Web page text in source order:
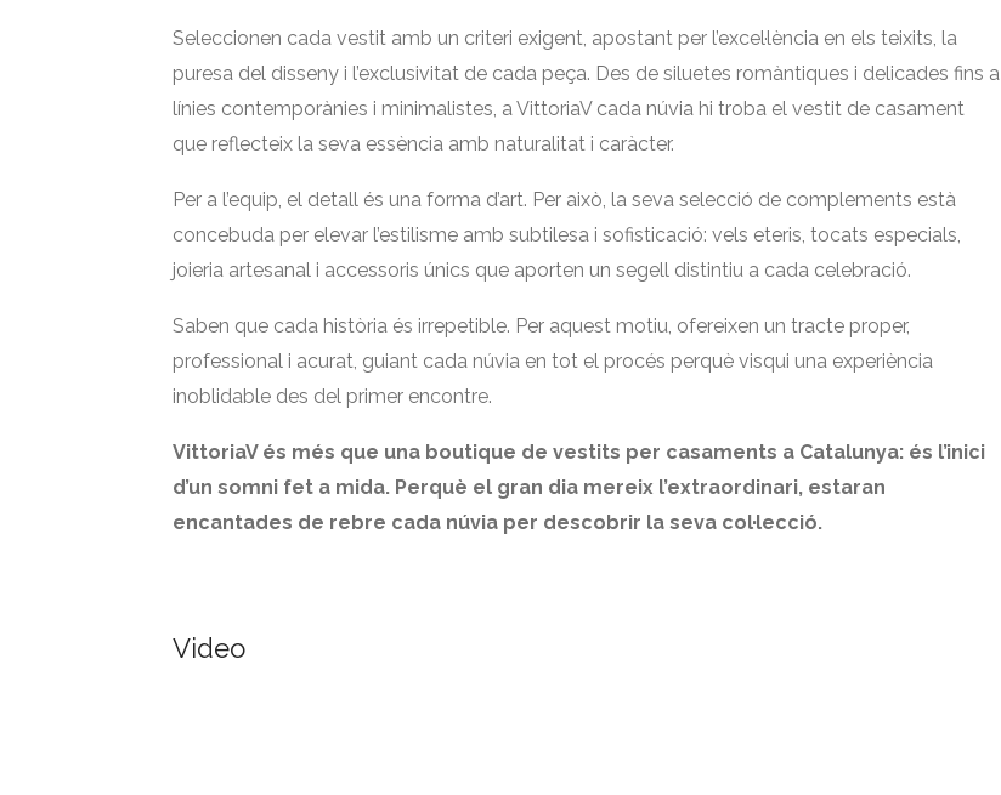
Seleccionen cada vestit amb un criteri exigent, apostant per l’excel·lència en els teixits, la
puresa del disseny i l’exclusivitat de cada peça. Des de siluetes romàntiques i delicades fins a
línies contemporànies i minimalistes, a VittoriaV cada núvia hi troba el vestit de casament
que reflecteix la seva essència amb naturalitat i caràcter.
Per a l’equip, el detall és una forma d’art. Per això, la seva selecció de complements està
concebuda per elevar l’estilisme amb subtilesa i sofisticació: vels eteris, tocats especials,
joieria artesanal i accessoris únics que aporten un segell distintiu a cada celebració.
Saben que cada història és irrepetible. Per aquest motiu, ofereixen un tracte proper,
professional i acurat, guiant cada núvia en tot el procés perquè visqui una experiència
inoblidable des del primer encontre.
VittoriaV és més que una boutique de vestits per casaments a Catalunya: és l’inici
d’un somni fet a mida. Perquè el gran dia mereix l’extraordinari, estaran
encantades de rebre cada núvia per descobrir la seva col·lecció.
Video